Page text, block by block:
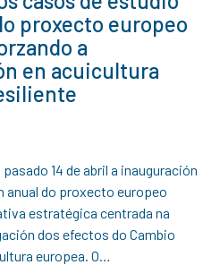
proxecto europeo
a
en acuicultura
14 de abril a inauguración
anual do proxecto europeo
estratégica centrada na
dos efectos do Cambio
europea. O…